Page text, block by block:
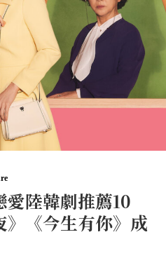
陸韓劇推薦10
《今生有你》成